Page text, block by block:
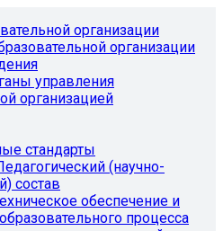
организации
организации
управления
организацией
стандарты
(научно-
состав
обеспечение и
процесса